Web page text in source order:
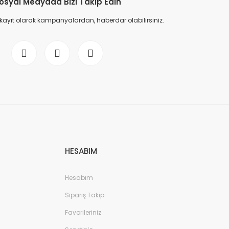
olarak kampanyalardan, haberdar olabilirsiniz.
HESABIM
Hesabım
Sipariş Takip
Favorileriniz